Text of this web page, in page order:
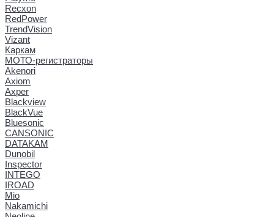
Recxon
RedPower
TrendVision
Vizant
Каркам
МОТО-регистраторы
Akenori
Axiom
Axper
Blackview
BlackVue
Bluesonic
CANSONIC
DATAKAM
Dunobil
Inspector
INTEGO
IROAD
Mio
Nakamichi